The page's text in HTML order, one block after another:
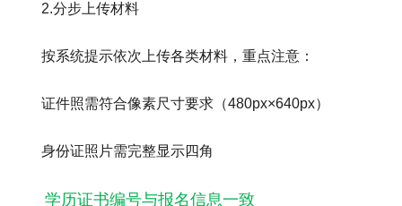
2.分步上传材料
按系统提示依次上传各类材料，重点注意：
证件照需符合像素尺寸要求（480px×640px）
身份证照片需完整显示四角
学历证书编号与报名信息一致